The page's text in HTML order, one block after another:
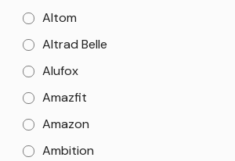
Altom
Altrad Belle
Alufox
Amazfit
Amazon
Ambition